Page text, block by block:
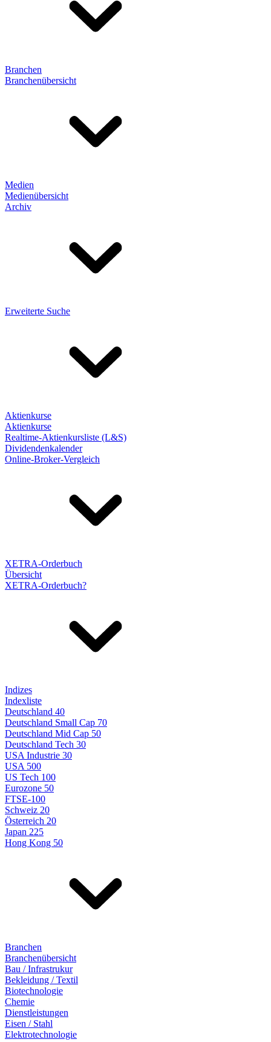
Branchen
Branchenübersicht
Medien
Medienübersicht
Archiv
Erweiterte Suche
Aktienkurse
Aktienkurse
Realtime-Aktienkursliste (L&S)
Dividendenkalender
Online-Broker-Vergleich
XETRA-Orderbuch
Übersicht
XETRA-Orderbuch?
Indizes
Indexliste
Deutschland 40
Deutschland Small Cap 70
Deutschland Mid Cap 50
Deutschland Tech 30
USA Industrie 30
USA 500
US Tech 100
Eurozone 50
FTSE-100
Schweiz 20
Österreich 20
Japan 225
Hong Kong 50
Branchen
Branchenübersicht
Bau / Infrastrukur
Bekleidung / Textil
Biotechnologie
Chemie
Dienstleistungen
Eisen / Stahl
Elektrotechnologie